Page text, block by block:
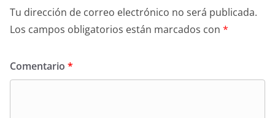
Tu dirección de correo electrónico no será publicada.
Los campos obligatorios están marcados con *
Comentario *